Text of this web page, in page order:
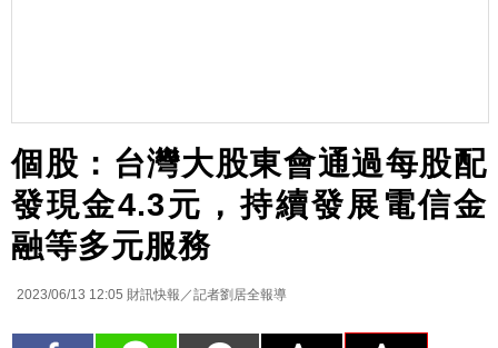
個股：台灣大股東會通過每股配
發現金4.3元，持續發展電信金
融等多元服務
2023/06/13 12:05 財訊快報／記者劉居全報導